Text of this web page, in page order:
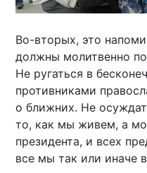
Во-вторых, это
должны молитвенно
Не ругаться в
противниками
о ближних. Не
то, как мы живем, а
президента, и всех
все мы так или иначе